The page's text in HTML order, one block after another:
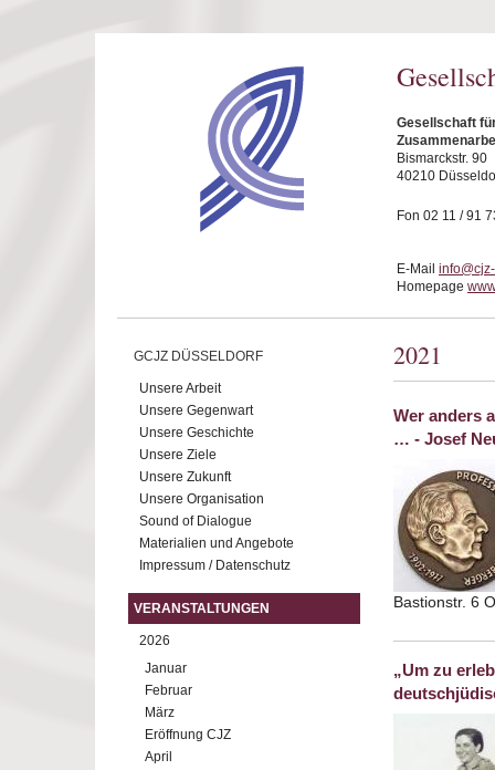
Gesellschaft
Bismarckstr. 90
40210
Fon 02 11 / 91
E-Mail
Homepage
GCJZ DÜSSELDORF
Unsere Arbeit
Unsere Gegenwart
Unsere Geschichte
Unsere Ziele
Unsere Zukunft
Unsere Organisation
Sound of Dialogue
Materialien und Angebote
Impressum / Datenschutz
VERANSTALTUNGEN
2026
Januar
Februar
März
Eröffnung CJZ
April
2021
Wer anders
… - Josef
Bastionstr. 6
„Um zu